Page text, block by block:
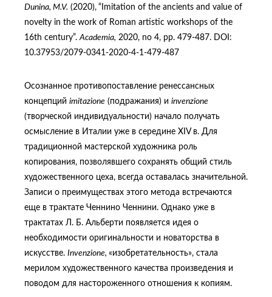
Dunina, M.V. (2020), “Imitation of the ancients and value of
novelty in the work of Roman artistic workshops of the
16th century”.Academia, 2020, no 4, pp. 479-487. DOI:
10.37953/2079-0341-2020-4-1-479-487
Осознанное противопоставление ренессансных
концепций imitazione (подражания) и invenzione
(творческой индивидуальности) начало получать
осмысление в Италии уже в середине XIV в. Для
традиционной мастерской художника роль
копирования, позволявшего сохранять общий стиль
художественного цеха, всегда оставалась значительной.
Записи о преимуществах этого метода встречаются
еще в трактате Ченнино Ченнини. Однако уже в
трактатах Л. Б. Альберти появляется идея о
необходимости оригинальности и новаторства в
искусстве. Invenzione, «изобретательность», стала
мерилом художественного качества произведения и
поводом для настороженного отношения к копиям.